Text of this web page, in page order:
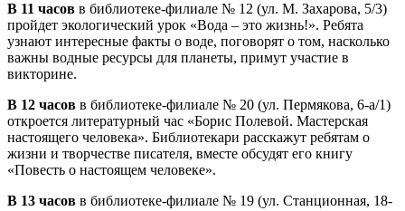
В 11 часов в библиотеке-филиале № 12 (ул. М. Захарова, 5/3)
пройдет экологический урок «Вода – это жизнь!». Ребята
узнают интересные факты о воде, поговорят о том, насколько
важны водные ресурсы для планеты, примут участие в
викторине.
В 12 часов в библиотеке-филиале № 20 (ул. Пермякова, 6-а/1)
откроется литературный час «Борис Полевой. Мастерская
настоящего человека». Библиотекари расскажут ребятам о
жизни и творчестве писателя, вместе обсудят его книгу
«Повесть о настоящем человеке».
В 13 часов в библиотеке-филиале № 19 (ул. Станционная, 18-